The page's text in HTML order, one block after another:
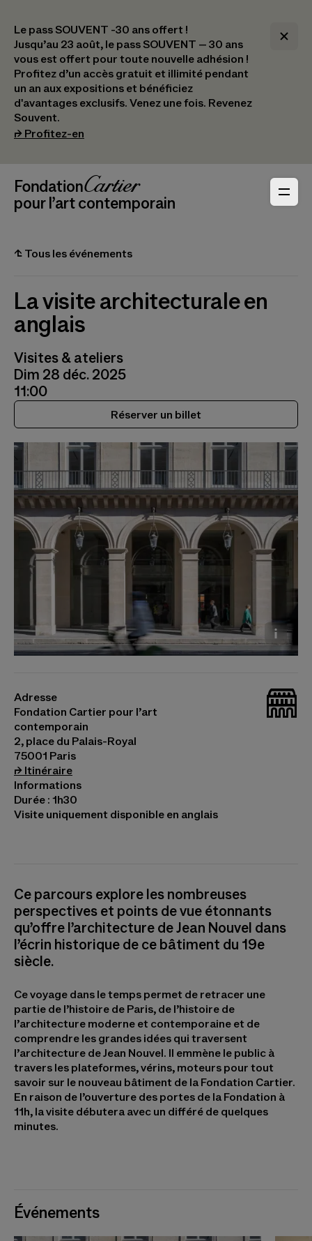
Le pass SOUVENT -30 ans offert !
Jusqu’au 23 août, le pass SOUVENT – 30 ans
vous est offert pour toute nouvelle adhésion !​
Profitez d’un accès gratuit et illimité pendant
un an aux expositions et bénéficiez
d'avantages exclusifs.​ Venez une fois. Revenez
Souvent.
⮣ Profitez-en
Navigation en-tête
_logoFondation Cartier
pour l’art contemporain
⮤ Tous les événements
La visite architecturale en
anglais
Visites & ateliers
Dim 28 déc. 2025
11:00
Réserver un billet
_bat
Adresse
Fondation Cartier pour l’art
contemporain
2, place du Palais-Royal
75001 Paris
⮣ Itinéraire(s’ouvre dans un nouvel onglet)
Informations
Durée : 1h30
Visite uniquement disponible en anglais
Ce parcours explore les nombreuses
perspectives et points de vue étonnants
qu’offre l’architecture de Jean Nouvel dans
l’écrin historique de ce bâtiment du 19e
siècle.
Ce voyage dans le temps permet de retracer une
partie de l’histoire de Paris, de l’histoire de
l’architecture moderne et contemporaine et de
comprendre les grandes idées qui traversent
l’architecture de Jean Nouvel. Il emmène le public à
travers les plateformes, vérins, moteurs pour tout
savoir sur le nouveau bâtiment de la Fondation Cartier.
En raison de l’ouverture des portes de la Fondation à
11h, la visite débutera avec un différé de quelques
minutes.
Événements